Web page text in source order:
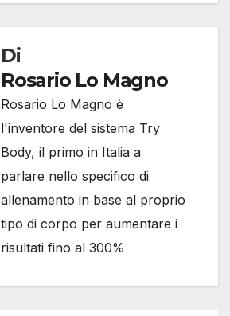
Di
Rosario Lo Magno
Rosario Lo Magno è
l'inventore del sistema Try
Body, il primo in Italia a
parlare nello specifico di
allenamento in base al proprio
tipo di corpo per aumentare i
risultati fino al 300%